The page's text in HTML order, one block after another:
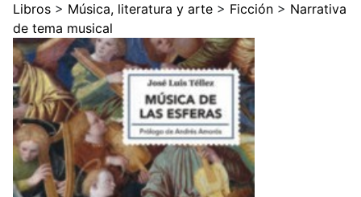
Libros > Música, literatura y arte > Ficción > Narrativa
de tema musical